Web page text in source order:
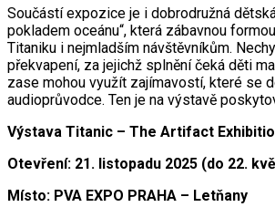
Součástí expozice je i dobrodružná
pokladem oceánu“, která zábavnou
Titaniku i nejmladším návštěvníkům.
překvapení, za jejichž splnění čeká děti
zase mohou využít zajímavostí, které se
audioprůvodce. Ten je na výstavě
Výstava Titanic – The Artifact
Otevření: 21. listopadu 2025 (do 22.
Místo: PVA EXPO PRAHA – Letňany